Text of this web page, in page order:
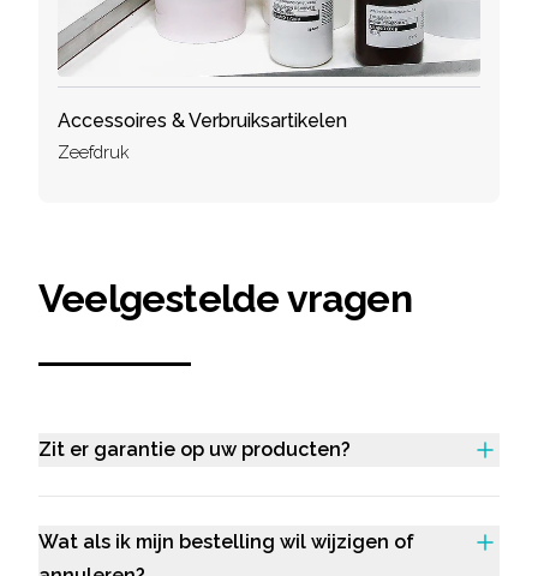
Accessoires & Verbruiksartikelen
Zeefdruk
Veelgestelde vragen
Zit er garantie op uw producten?
Wat als ik mijn bestelling wil wijzigen of